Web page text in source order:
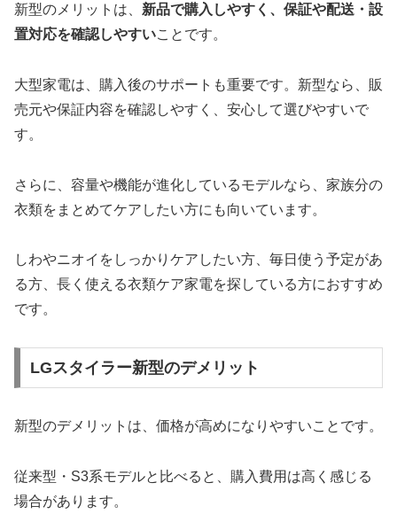
新型のメリットは、 新品で購入しやすく、保証や配送・設
置対応を確認しやすいことです。
大型家電は、購入後のサポートも重要です。新型なら、販
売元や保証内容を確認しやすく、安心して選びやすいで
す。
さらに、容量や機能が進化しているモデルなら、家族分の
衣類をまとめてケアしたい方にも向いています。
しわやニオイをしっかりケアしたい方、毎日使う予定があ
る方、長く使える衣類ケア家電を探している方におすすめ
です。
LGスタイラー新型のデメリット
新型のデメリットは、価格が高めになりやすいことです。
従来型・S3系モデルと比べると、購入費用は高く感じる
場合があります。